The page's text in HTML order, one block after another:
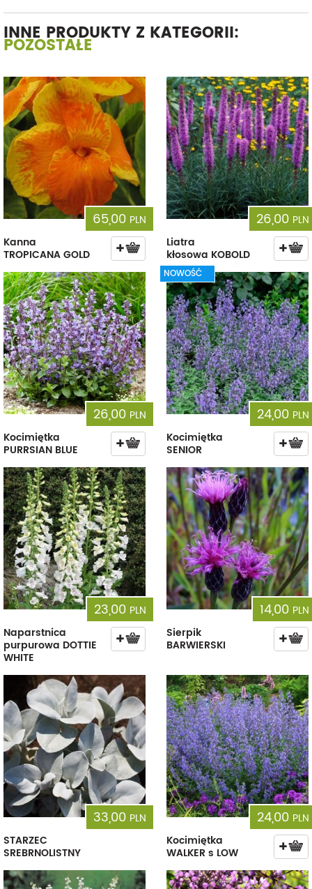
INNE PRODUKTY Z KATEGORII:
POZOSTAŁE
65,00 PLN
Kanna
TROPICANA GOLD
26,00 PLN
Liatra
kłosowa KOBOLD
26,00 PLN
Kocimiętka
PURRSIAN BLUE
NOWOŚĆ
24,00 PLN
Kocimiętka
SENIOR
23,00 PLN
Naparstnica
purpurowa DOTTIE
WHITE
14,00 PLN
Sierpik
BARWIERSKI
33,00 PLN
STARZEC
SREBRNOLISTNY
24,00 PLN
Kocimiętka
WALKER s LOW